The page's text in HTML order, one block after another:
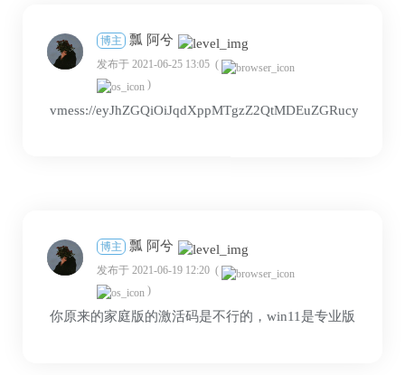
博主 瓢 阿兮
发布于 2021-06-25 13:05 (
)
vmess://
博主 瓢 阿兮
发布于 2021-06-19 12:20 (
)
你原来的家庭版的激活码是不行的，win11是专业版